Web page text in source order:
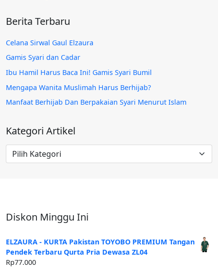
Berita Terbaru
Celana Sirwal Gaul Elzaura
Gamis Syari dan Cadar
Ibu Hamil Harus Baca Ini! Gamis Syari Bumil
Mengapa Wanita Muslimah Harus Berhijab?
Manfaat Berhijab Dan Berpakaian Syari Menurut Islam
Kategori Artikel
Kategori
Artikel
Diskon Minggu Ini
ELZAURA - KURTA Pakistan TOYOBO PREMIUM Tangan
Pendek Terbaru Qurta Pria Dewasa ZL04
Rp77.000